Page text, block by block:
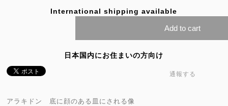
International shipping available
Add to cart
日本国内にお住まいの方向け
通報する
アラキドン 底に顔のある皿にされる像